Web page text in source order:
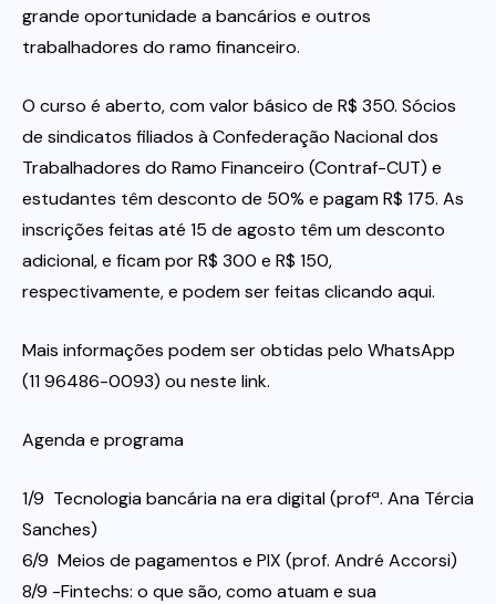
grande oportunidade a bancários e outros
trabalhadores do ramo financeiro.
O curso é aberto, com valor básico de R$ 350. Sócios
de sindicatos filiados à Confederação Nacional dos
Trabalhadores do Ramo Financeiro (Contraf-CUT) e
estudantes têm desconto de 50% e pagam R$ 175. As
inscrições feitas até 15 de agosto têm um desconto
adicional, e ficam por R$ 300 e R$ 150,
respectivamente, e podem ser feitas clicando aqui.
Mais informações podem ser obtidas pelo WhatsApp
(11 96486-0093) ou neste link.
Agenda e programa
1/9  Tecnologia bancária na era digital (profª. Ana Tércia
Sanches)
6/9  Meios de pagamentos e PIX (prof. André Accorsi)
8/9 -Fintechs: o que são, como atuam e sua